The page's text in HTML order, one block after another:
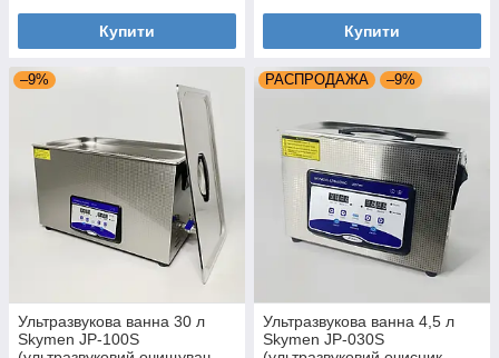
Купити Купити
–9%
Ультразвукова ванна 30 л
Skymen JP-100S
РАСПРОДАЖА –9%
Ультразвукова ванна 4,5 л
Skymen JP-030S